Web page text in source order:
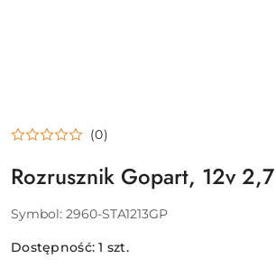
(0)
Rozrusznik Gopart, 12v
Symbol: 2960-STA1213GP
Dostępność:1 szt.